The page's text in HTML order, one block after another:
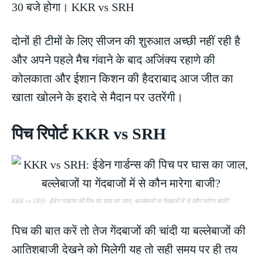
30 बजे होगा। KKR vs SRH
दोनों ही टीमों के लिए सीजन की शुरुआत अच्छी नहीं रही है
और अपने पहले मैच गंवाने के बाद अजिंक्य रहाणे की
कोलकाता और ईशान किशन की हैदराबाद आज जीत का
खाता खोलने के इरादे से मैदान पर उतरेंगी।
पिच रिपोर्ट KKR vs SRH
KKR vs SRH: ईडेन गार्डन्स की पिच पर घास का जाल, बल्लेबाजों या गेंदबाजों में से कौन मारेगा बाजी?
पिच की बात करें तो तेज गेंदबाजों की चांदी या बल्लेबाजों की
आतिशबाजी देखने को मिलेगी यह तो सही समय पर ही तय